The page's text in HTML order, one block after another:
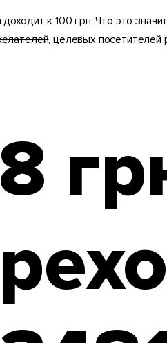
к 100 грн. Что это
, целевых посетителей